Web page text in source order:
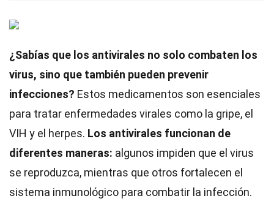
¿Sabías que los antivirales no solo combaten los
virus, sino que también pueden prevenir
infecciones? Estos medicamentos son esenciales
para tratar enfermedades virales como la gripe, el
VIH y el herpes. Los antivirales funcionan de
diferentes maneras: algunos impiden que el virus
se reproduzca, mientras que otros fortalecen el
sistema inmunológico para combatir la infección.